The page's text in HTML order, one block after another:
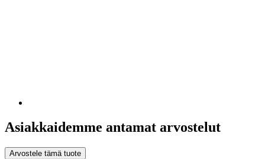
Asiakkaidemme antamat arvostelut
Arvostele tämä tuote